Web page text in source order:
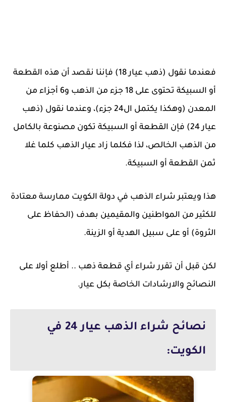
فعندما نقول (ذهب عيار 18) فإننا نقصد أن هذه القطعة
أو السبيكة تحتوى على 18 جزء من الذهب و6 أجزاء من
المعدن (وهكذا يكتمل ال24 جزء)، وعندما نقول (ذهب
عيار 24) فإن القطعة أو السبيكة تكون مصنوعة بالكامل
من الذهب الخالص، لذا فكلما زاد عيار الذهب كلما غلا
ثمن القطعة أو السبيكة.
هذا ويعتبر شراء الذهب في دولة الكويت ممارسة معتادة
للكثير من المواطنين والمقيمين بهدف (الحفاظ على
الثروة) أو على سبيل الهدية أو الزينة.
لكن قبل أن تقرر شراء أي قطعة ذهب .. أطلع أولا على
النصائح والارشادات الخاصة بكل عيار.
نصائح شراء الذهب عيار 24 في
الكويت: